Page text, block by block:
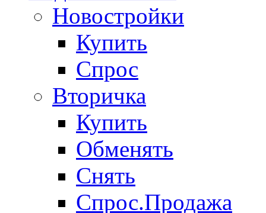
Новостройки
Купить
Спрос
Вторичка
Купить
Обменять
Снять
Спрос.Продажа